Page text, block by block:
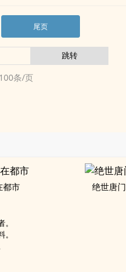
尾页
100条/页
都市 绝世唐门